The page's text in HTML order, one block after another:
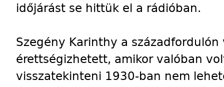
időjárást se hittük el a rádióban.
Szegény Karinthy a
érettségizhetett, amikor valóban
visszatekinteni 1930-ban nem